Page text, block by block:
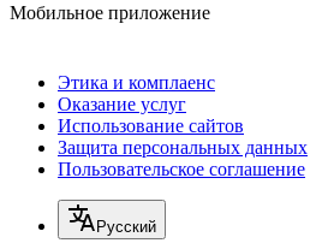
Мобильное приложение
Этика и комплаенс
Оказание услуг
Использование сайтов
Защита персональных данных
Пользовательское соглашение
Русский